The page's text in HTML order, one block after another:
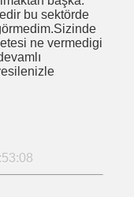
bu sektörde
ne vermedigi
Dersi - İBB -